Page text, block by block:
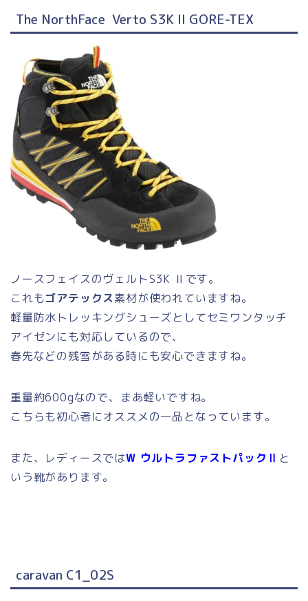
The NorthFace Verto S3K II GORE-TEX
ノースフェイスのヴェルトS3K Ⅱです。
これもゴアテックス素材が使われていますね。
軽量防水トレッキングシューズとしてセミワンタッチ
アイゼンにも対応しているので、
春先などの残雪がある時にも安心できますね。
重量約600gなので、まあ軽いですね。
こちらも初心者にオススメの一品となっています。
また、レディースではW ウルトラファストパックⅡ と
いう靴があります。
caravan C1_02S